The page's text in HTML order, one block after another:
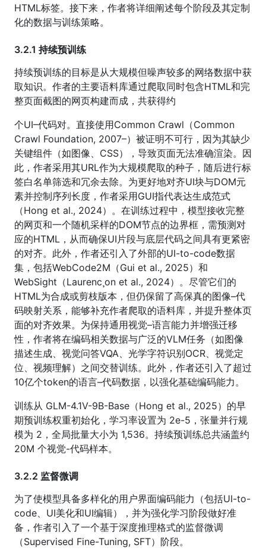
HTML标签。接下来，作者将详细阐述每个阶段及其定制
化的数据与训练策略。
3.2.1 持续预训练
持续预训练的目标是从大规模但噪声较多的网络数据中获
取知识。作者的主要语料库通过爬取同时包含HTML和完
整页面截图的网页构建而成，共获得约
个UI–代码对。直接使用Common Crawl（Common
Crawl Foundation, 2007–）被证明不可行，因为其缺少
关键组件（如图像、CSS），导致页面无法准确渲染。因
此，作者采用其URL作为大规模爬取的种子，随后进行标
签白名单筛选和冗余去除。为更好地对齐UI块与DOM元
素并控制序列长度，作者采用GUI指代表达生成范式
（Hong et al., 2024）。在训练过程中，模型接收完整
的网页和一个随机采样的DOM节点的边界框，需预测对
应的HTML，从而确保UI片段与底层代码之间具有更紧密
的对齐。此外，作者还引入了外部的UI-to-code数据
集，包括WebCode2M（Gui et al., 2025）和
WebSight（Laurenc¸on et al., 2024）。尽管它们的
HTML为合成或剪枝版本，但仍保留了高保真的图像–代
码映射关系，能够补充作者爬取的语料库，并提升整体页
面的对齐效果。为保持通用视觉–语言能力并增强迁移
性，作者将在编码相关数据与广泛的VLM任务（如图像
描述生成、视觉问答VQA、光学字符识别OCR、视觉定
位、视频理解）之间交替训练。此外，作者还引入了超过
10亿个token的语言–代码数据，以强化基础编码能力。
训练从 GLM-4.1V-9B-Base（Hong et al., 2025）的早
期预训练权重初始化，学习率设置为 2e-5，张量并行规
模为 2，全局批量大小为 1,536。持续预训练总共涵盖约
20M 个视觉-代码样本。
3.2.2 监督微调
为了使模型具备多样化的用户界面编码能力（包括UI-to-
code、UI美化和UI编辑），并为强化学习阶段做好准
备，作者引入了一个基于深度推理格式的监督微调
（Supervised Fine-Tuning, SFT）阶段。